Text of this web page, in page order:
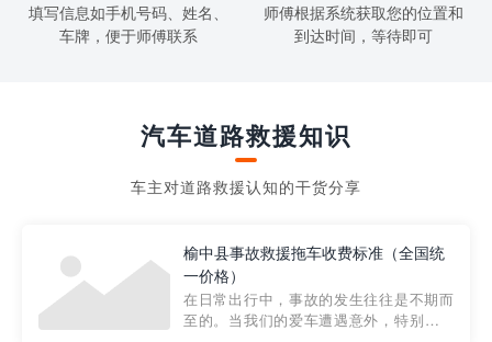
填写信息如手机号码、姓名、
车牌，便于师傅联系
师傅根据系统获取您的位置和
到达时间，等待即可
汽车道路救援知识
车主对道路救援认知的干货分享
榆中县事故救援拖车收费标准（全国统
一价格）
在日常出行中，事故的发生往往是不期而
至的。当我们的爱车遭遇意外，特别是在